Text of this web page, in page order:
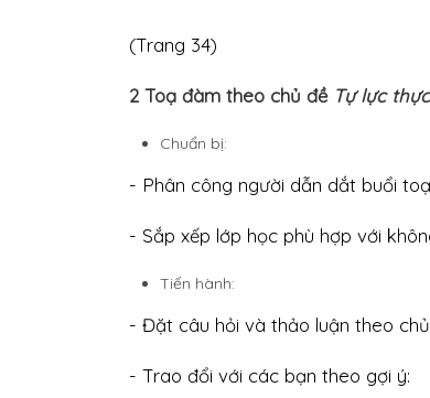
(Trang 34)
2 Toạ đàm theo chủ đề Tự lực
Chuẩn bị:
- Phân công người dẫn dắt buổi
- Sắp xếp lớp học phù hợp với
Tiến hành:
- Đặt câu hỏi và thảo luận theo
- Trao đổi với các bạn theo gợi ý: